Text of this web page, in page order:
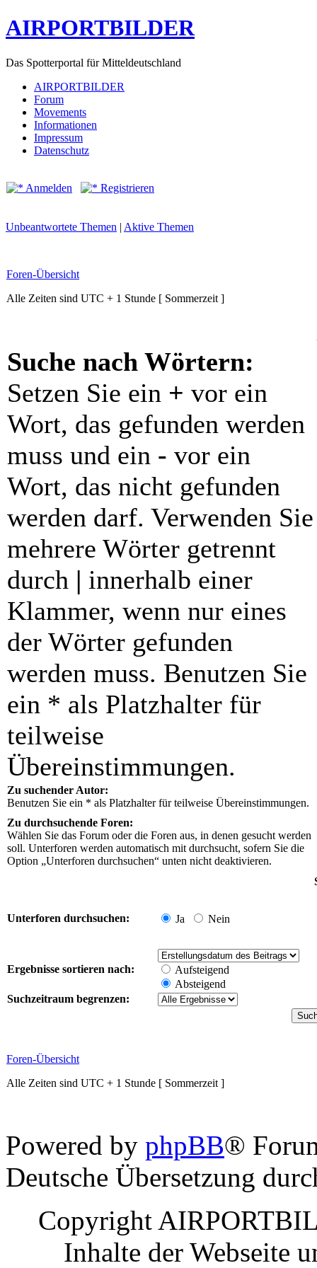
AIRPORTBILDER
Das Spotterportal für Mitteldeutschland
AIRPORTBILDER
Forum
Movements
Informationen
Impressum
Datenschutz
Anmelden Registrieren
Unbeantwortete Themen | Aktive Themen
Foren-Übersicht
Alle Zeiten sind UTC + 1 Stunde [ Sommerzeit ]
Suche nach Wörtern:
Setzen Sie ein + vor ein
Wort, das gefunden werden
muss und ein - vor ein
Wort, das nicht gefunden
werden darf. Verwenden Sie
mehrere Wörter getrennt
durch | innerhalb einer
Klammer, wenn nur eines
der Wörter gefunden
werden muss. Benutzen Sie
ein * als Platzhalter für
teilweise
Übereinstimmungen.
Zu suchender Autor:
Benutzen Sie ein * als Platzhalter für teilweise Übereinstimmungen.
Zu durchsuchende Foren:
Wählen Sie das Forum oder die Foren aus, in denen gesucht werden
soll. Unterforen werden automatisch mit durchsucht, sofern Sie die
Option „Unterforen durchsuchen“ unten nicht deaktivieren.
Unterforen durchsuchen: Ja Nein
Ergebnisse sortieren nach:
Aufsteigend
Absteigend
Suchzeitraum begrenzen:
Foren-Übersicht
Alle Zeiten sind UTC + 1 Stunde [ Sommerzeit ]
Powered by phpBB®
Deutsche Übersetzung
Copyright
Inhalte der Webseite